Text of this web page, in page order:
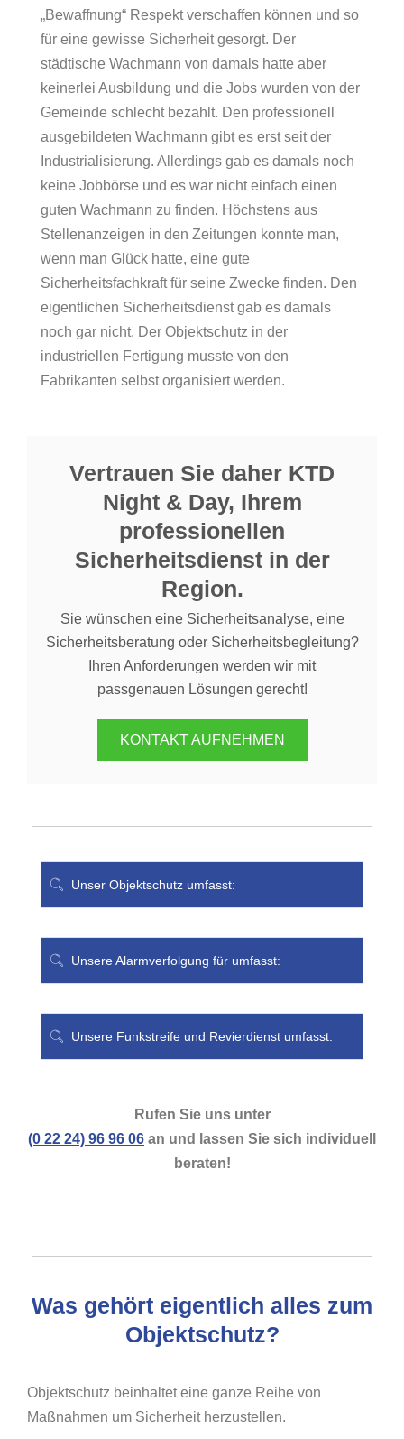
„Bewaffnung“ Respekt verschaffen können und so
für eine gewisse Sicherheit gesorgt. Der
städtische Wachmann von damals hatte aber
keinerlei Ausbildung und die Jobs wurden von der
Gemeinde schlecht bezahlt. Den professionell
ausgebildeten Wachmann gibt es erst seit der
Industrialisierung. Allerdings gab es damals noch
keine Jobbörse und es war nicht einfach einen
guten Wachmann zu finden. Höchstens aus
Stellenanzeigen in den Zeitungen konnte man,
wenn man Glück hatte, eine gute
Sicherheitsfachkraft für seine Zwecke finden. Den
eigentlichen Sicherheitsdienst gab es damals
noch gar nicht. Der Objektschutz in der
industriellen Fertigung musste von den
Fabrikanten selbst organisiert werden.
Vertrauen Sie daher KTD
Night & Day, Ihrem
professionellen
Sicherheitsdienst in der
Region.
Sie wünschen eine Sicherheitsanalyse, eine
Sicherheitsberatung oder Sicherheitsbegleitung?
Ihren Anforderungen werden wir mit
passgenauen Lösungen gerecht!
KONTAKT AUFNEHMEN
Unser Objektschutz umfasst:
Unsere Alarmverfolgung für umfasst:
Unsere Funkstreife und Revierdienst umfasst:
Rufen Sie uns unter
(0 22 24) 96 96 06 an und lassen Sie sich individuell
beraten!
Was gehört eigentlich alles zum
Objektschutz?
Objektschutz beinhaltet eine ganze Reihe von
Maßnahmen um Sicherheit herzustellen.